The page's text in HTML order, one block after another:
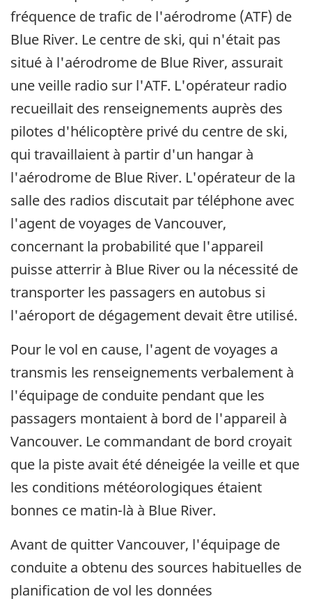
fréquence de trafic de l'aérodrome (ATF) de
Blue River. Le centre de ski, qui n'était pas
situé à l'aérodrome de Blue River, assurait
une veille radio sur l'ATF. L'opérateur radio
recueillait des renseignements auprès des
pilotes d'hélicoptère privé du centre de ski,
qui travaillaient à partir d'un hangar à
l'aérodrome de Blue River. L'opérateur de la
salle des radios discutait par téléphone avec
l'agent de voyages de Vancouver,
concernant la probabilité que l'appareil
puisse atterrir à Blue River ou la nécessité de
transporter les passagers en autobus si
l'aéroport de dégagement devait être utilisé.
Pour le vol en cause, l'agent de voyages a
transmis les renseignements verbalement à
l'équipage de conduite pendant que les
passagers montaient à bord de l'appareil à
Vancouver. Le commandant de bord croyait
que la piste avait été déneigée la veille et que
les conditions météorologiques étaient
bonnes ce matin-là à Blue River.
Avant de quitter Vancouver, l'équipage de
conduite a obtenu des sources habituelles de
planification de vol les données